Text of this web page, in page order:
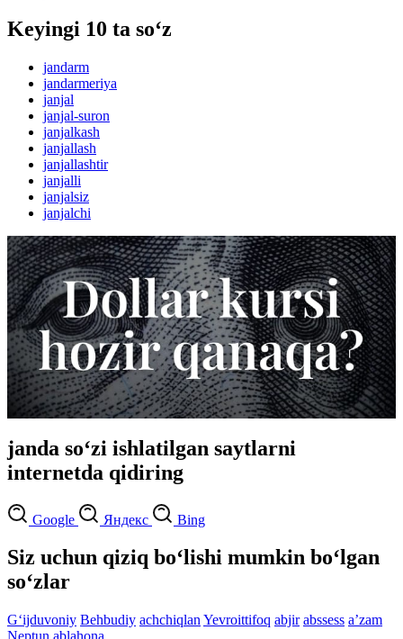
Keyingi 10 ta so‘z
jandarm
jandarmeriya
janjal
janjal-suron
janjalkash
janjallash
janjallashtir
janjalli
janjalsiz
janjalchi
janda so‘zi ishlatilgan saytlarni
internetda qidiring
Google Яндекс Bing
Siz uchun qiziq bo‘lishi mumkin bo‘lgan
so‘zlar
G‘ijduvoniy Behbudiy achchiqlan Yevroittifoq abjir abssess aʼzam